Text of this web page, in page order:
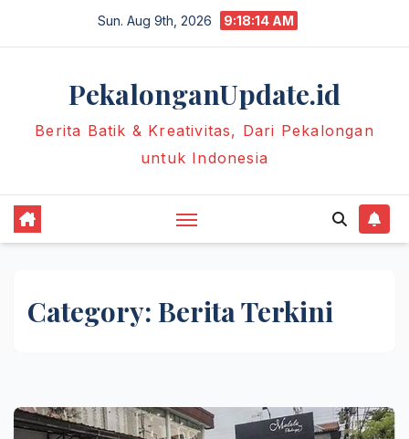
Sun. Aug 9th, 2026 9:18:15 AM
PekalonganUpdate.id
Berita Batik & Kreativitas, Dari Pekalongan
untuk Indonesia
Category: Berita Terkini